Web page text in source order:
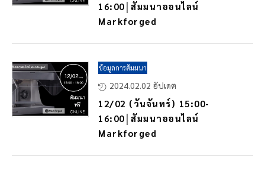
16:00│สัมมนาออนไลน์
Markforged
ข้อมูลการสัมมนา
2024.02.02 อัปเดต
12/02 (วันจันทร์) 15:00-
16:00│สัมมนาออนไลน์
Markforged